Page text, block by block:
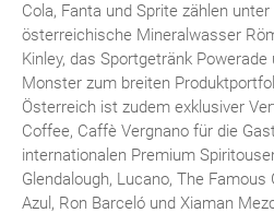
Cola, Fanta und Sprite zählen
österreichische Mineralwasser
Kinley, das Sportgetränk
Monster zum breiten
Österreich ist zudem exklusiver
Coffee, Caffè Vergnano für die
internationalen Premium
Glendalough, Lucano, The Famous
Azul, Ron Barceló und Xiaman